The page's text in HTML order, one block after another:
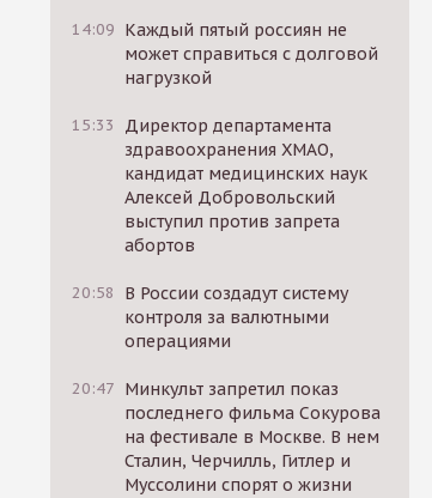
14:09 Каждый пятый россиян не
может справиться с долговой
нагрузкой
15:33
Директор департамента
здравоохранения ХМАО,
кандидат медицинских наук
Алексей Добровольский
выступил против запрета
абортов
20:58
В России создадут систему
контроля за валютными
операциями
20:47 Минкульт запретил показ
последнего фильма Сокурова
на фестивале в Москве. В нем
Сталин, Черчилль, Гитлер и
Муссолини спорят о жизни